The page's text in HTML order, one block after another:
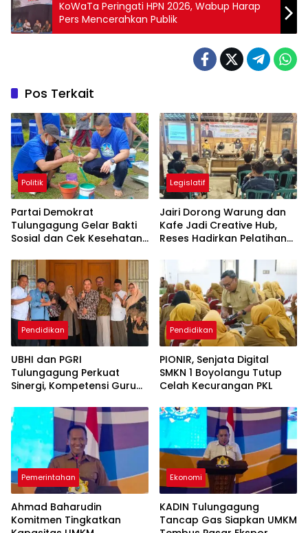
KoWaTa Peringati HPN 2026, Wabup Harap
Pers Mencerahkan Publik
Pos Terkait
Politik
Partai Demokrat
Tulungagung Gelar Bakti
Sosial dan Cek Kesehatan
Legislatif
Jairi Dorong Warung dan
Kafe Jadi Creative Hub,
Reses Hadirkan Pelatihan
Pendidikan
UBHI dan PGRI
Tulungagung Perkuat
Sinergi, Kompetensi Guru
Pendidikan
PIONIR, Senjata Digital
SMKN 1 Boyolangu Tutup
Celah Kecurangan PKL
Pemerintahan
Ahmad Baharudin
Komitmen Tingkatkan
Ekonomi
KADIN Tulungagung
Tancap Gas Siapkan UMKM